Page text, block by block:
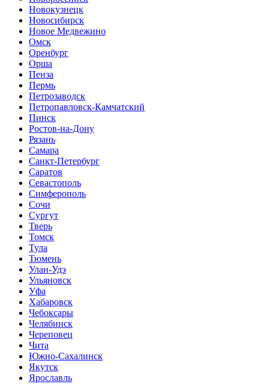
Новокузнецк
Новосибирск
Новое Медвежино
Омск
Оренбург
Орша
Пенза
Пермь
Петрозаводск
Петропавловск-Камчатский
Пинск
Ростов-на-Дону
Рязань
Самара
Санкт-Петербург
Саратов
Севастополь
Симферополь
Сочи
Сургут
Тверь
Томск
Тула
Тюмень
Улан-Удэ
Ульяновск
Уфа
Хабаровск
Чебоксары
Челябинск
Череповец
Чита
Южно-Сахалинск
Якутск
Ярославль